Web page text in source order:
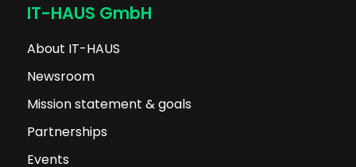
IT-HAUS GmbH
About IT-HAUS
Newsroom
Mission statement & goals
Partnerships
Events